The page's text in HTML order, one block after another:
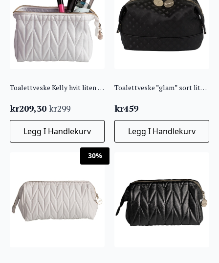
Toalettveske Kelly hvit liten KRT 1
kr299
Opprinnelig
pris
var:
kr299.
kr209,30
Nåværende
pris
kr209,30.
Legg I Handlekurv
Toalettveske ”glam” sort liten KRT 4
kr459
Legg I Handlekurv
30%